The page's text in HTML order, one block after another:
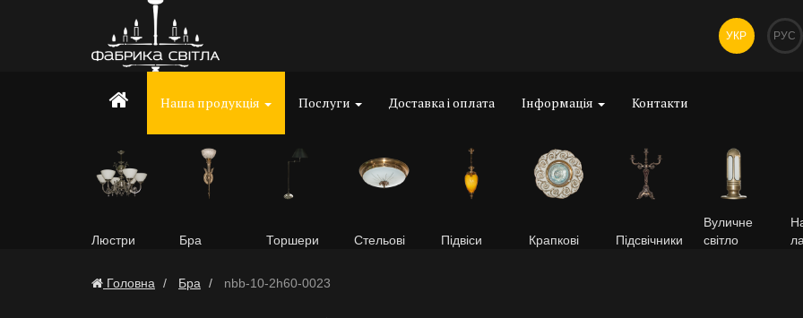
УКР РУС
Наша продукція Послуги Доставка і оплата Інформація Контакти
Люстри Бра Торшери Стельові Підвіси Крапкові Підсвічники
Вуличне
світло
Головна Бра nbb-10-2h60-0023